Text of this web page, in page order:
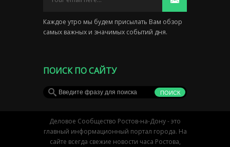
Каждое утро мы будем присылать Вам обзор
самых важных и значимых событий дня.
ПОИСК ПО САЙТУ
Деловое Сообщество Ростов-на-Дону - это
главный информационный портал города. На
сайте всегда свежие новости часа Ростова,